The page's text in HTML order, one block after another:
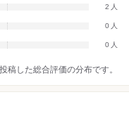
2
0
0
稿した総合評価の分布です。